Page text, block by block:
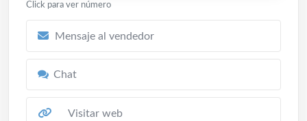
Click para ver número
Mensaje al vendedor
Chat
Visitar web